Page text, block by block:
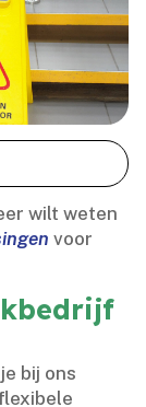
wilt weten
voor
bij ons